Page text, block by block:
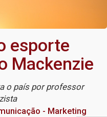
esporte
Mackenzie
o país por professor
- Marketing